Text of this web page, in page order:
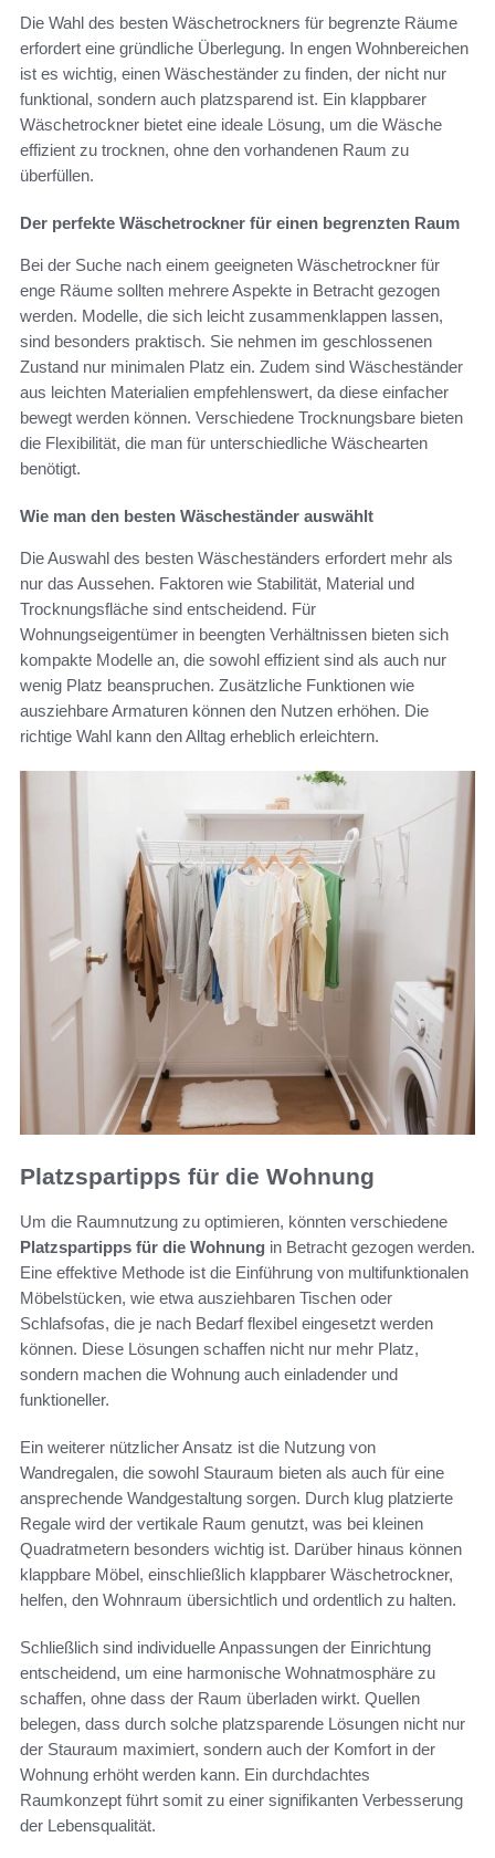
Die Wahl des besten Wäschetrockners für begrenzte Räume
erfordert eine gründliche Überlegung. In engen Wohnbereichen
ist es wichtig, einen Wäscheständer zu finden, der nicht nur
funktional, sondern auch platzsparend ist. Ein klappbarer
Wäschetrockner bietet eine ideale Lösung, um die Wäsche
effizient zu trocknen, ohne den vorhandenen Raum zu
überfüllen.
Der perfekte Wäschetrockner für einen begrenzten Raum
Bei der Suche nach einem geeigneten Wäschetrockner für
enge Räume sollten mehrere Aspekte in Betracht gezogen
werden. Modelle, die sich leicht zusammenklappen lassen,
sind besonders praktisch. Sie nehmen im geschlossenen
Zustand nur minimalen Platz ein. Zudem sind Wäscheständer
aus leichten Materialien empfehlenswert, da diese einfacher
bewegt werden können. Verschiedene Trocknungsbare bieten
die Flexibilität, die man für unterschiedliche Wäschearten
benötigt.
Wie man den besten Wäscheständer auswählt
Die Auswahl des besten Wäscheständers erfordert mehr als
nur das Aussehen. Faktoren wie Stabilität, Material und
Trocknungsfläche sind entscheidend. Für
Wohnungseigentümer in beengten Verhältnissen bieten sich
kompakte Modelle an, die sowohl effizient sind als auch nur
wenig Platz beanspruchen. Zusätzliche Funktionen wie
ausziehbare Armaturen können den Nutzen erhöhen. Die
richtige Wahl kann den Alltag erheblich erleichtern.
Platzspartipps für die Wohnung
Um die Raumnutzung zu optimieren, könnten verschiedene
Platzspartipps für die Wohnung in Betracht gezogen werden.
Eine effektive Methode ist die Einführung von multifunktionalen
Möbelstücken, wie etwa ausziehbaren Tischen oder
Schlafsofas, die je nach Bedarf flexibel eingesetzt werden
können. Diese Lösungen schaffen nicht nur mehr Platz,
sondern machen die Wohnung auch einladender und
funktioneller.
Ein weiterer nützlicher Ansatz ist die Nutzung von
Wandregalen, die sowohl Stauraum bieten als auch für eine
ansprechende Wandgestaltung sorgen. Durch klug platzierte
Regale wird der vertikale Raum genutzt, was bei kleinen
Quadratmetern besonders wichtig ist. Darüber hinaus können
klappbare Möbel, einschließlich klappbarer Wäschetrockner,
helfen, den Wohnraum übersichtlich und ordentlich zu halten.
Schließlich sind individuelle Anpassungen der Einrichtung
entscheidend, um eine harmonische Wohnatmosphäre zu
schaffen, ohne dass der Raum überladen wirkt. Quellen
belegen, dass durch solche platzsparende Lösungen nicht nur
der Stauraum maximiert, sondern auch der Komfort in der
Wohnung erhöht werden kann. Ein durchdachtes
Raumkonzept führt somit zu einer signifikanten Verbesserung
der Lebensqualität.